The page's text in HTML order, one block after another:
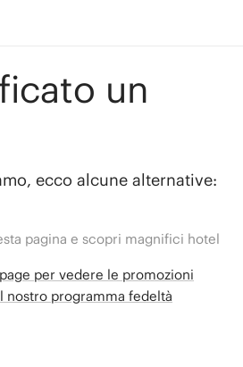
un
ecco alcune alternative:
pagina e scopri magnifici hotel
per vedere le promozioni
programma fedeltà